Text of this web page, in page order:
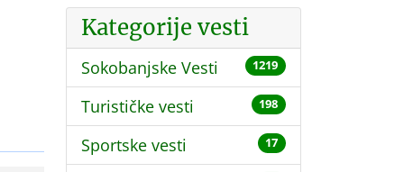
Kategorije vesti
Sokobanjske Vesti 1219
Turističke vesti 198
Sportske vesti 17